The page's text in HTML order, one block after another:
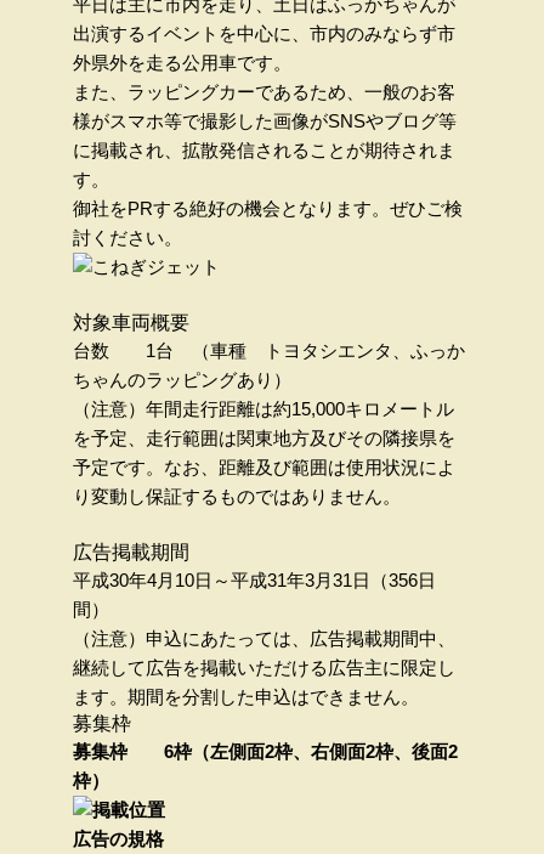
平日は主に市内を走り、土日はふっかちゃんが
出演するイベントを中心に、市内のみならず市
外県外を走る公用車です。
また、ラッピングカーであるため、一般のお客
様がスマホ等で撮影した画像がSNSやブログ等
に掲載され、拡散発信されることが期待されま
す。
御社をPRする絶好の機会となります。ぜひご検
討ください。
対象車両概要
台数 1台 （車種 トヨタシエンタ、ふっか
ちゃんのラッピングあり）
（注意）年間走行距離は約15,000キロメートル
を予定、走行範囲は関東地方及びその隣接県を
予定です。なお、距離及び範囲は使用状況によ
り変動し保証するものではありません。
広告掲載期間
平成30年4月10日～平成31年3月31日（356日
間）
（注意）申込にあたっては、広告掲載期間中、
継続して広告を掲載いただける広告主に限定し
ます。期間を分割した申込はできません。
募集枠
募集枠 6枠（左側面2枠、右側面2枠、後面2
枠）
広告の規格